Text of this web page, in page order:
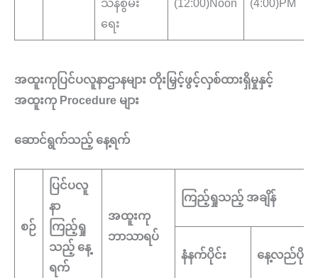
သန်စွမ်း
ရေး
(12:00)Noon
(4:00)PM
အထူးကုပြင်ပလူနာဌာနများ တိုးမြှင့်ဖွင့်လှစ်ထားရှိမှုနှင့်
အထူးကု Procedure များ
ဆောင်ရွက်သည့် နေ့ရက်
စဉ်
ပြင်ပလူ
နာ
ကြည့်ရှု
သည့် နေ့
ရက်
အထူးကု
ဘာသာရပ်
ကြည့်ရှုသည့် အချိန်
နံနက်ပိုင်း နေ့လည်ပိုင်း